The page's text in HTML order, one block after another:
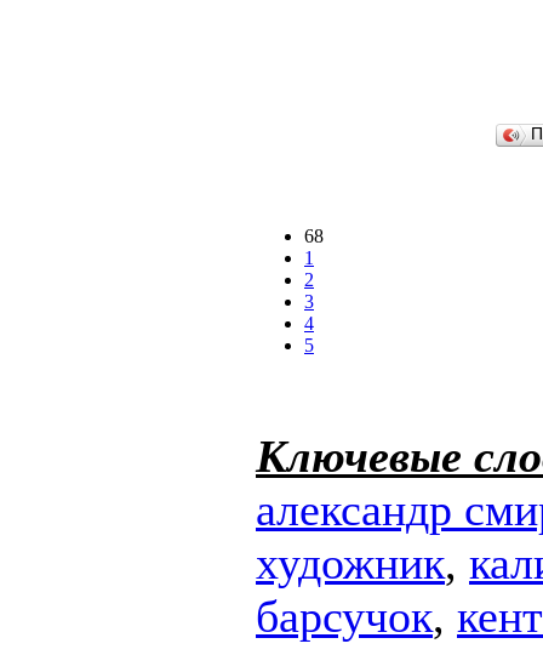
68
1
2
3
4
5
Ключевые
александр
художник,
барсучок,